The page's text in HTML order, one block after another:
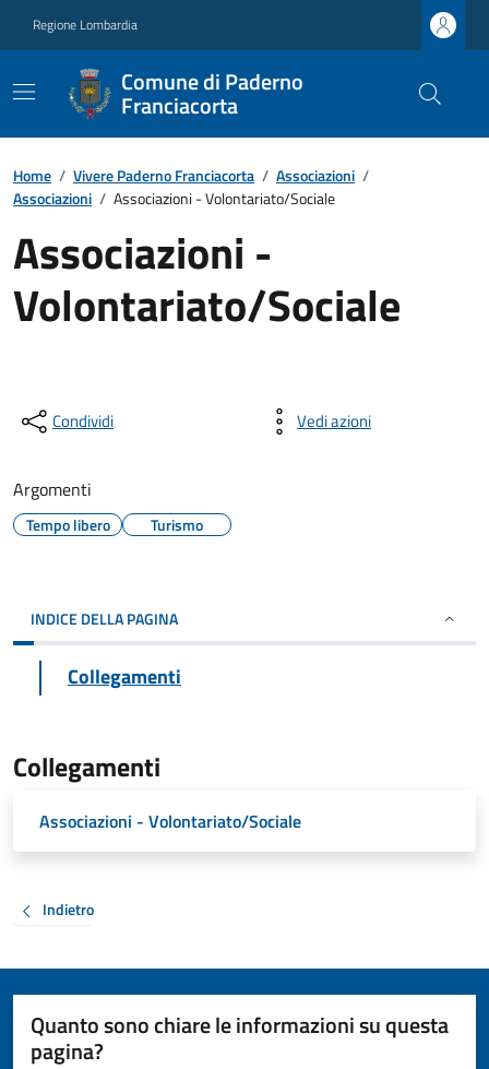
Regione Lombardia
Comune di Paderno
Franciacorta
Home / Vivere Paderno Franciacorta / Associazioni /
Associazioni / Associazioni - Volontariato/Sociale
Associazioni -
Volontariato/Sociale
Condividi Vedi azioni
Argomenti
Tempo libero Turismo
INDICE DELLA PAGINA
Collegamenti
Collegamenti
Associazioni - Volontariato/Sociale
Indietro
Quanto sono chiare le informazioni su questa
pagina?